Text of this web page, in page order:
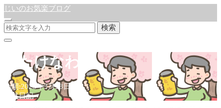
じいのお気楽ブログ
検索
春たけなわ
公開:2023年3月23日
徒然日記